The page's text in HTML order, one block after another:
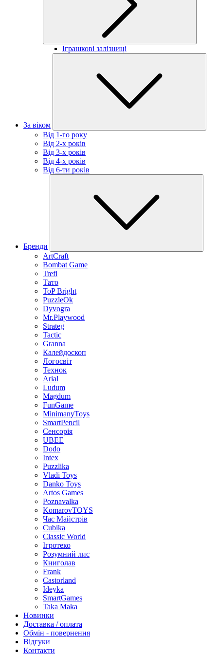
Іграшкові залізниці
За віком
Від 1-го року
Від 2-х років
Від 3-х років
Від 4-х років
Від 6-ти років
Бренди
ArtCraft
Bombat Game
Trefl
Тато
ToP Bright
PuzzleOk
Dyvogra
Mr.Playwood
Strateg
Tactic
Granna
Калейдоскоп
Логосвіт
Технок
Arial
Ludum
Magdum
FunGame
MinimanyToys
SmartPencil
Сенсорія
UBEE
Dodo
Intex
Puzzlika
Vladi Toys
Danko Toys
Artos Games
Poznavalka
KomarovTOYS
Час Майстрів
Cubika
Classic World
Ігротеко
Розумний лис
Книголав
Frank
Castorland
Ideyka
SmartGames
Taka Maka
Новинки
Доставка / оплата
Обмін - повернення
Відгуки
Контакти